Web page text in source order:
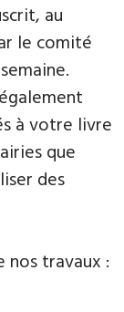
au
le comité
à votre livre
que
des
nos travaux :